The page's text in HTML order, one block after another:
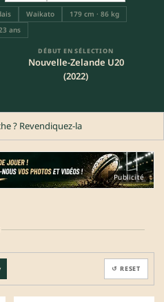
Waikato
179 cm · 86 kg
ans
DÉBUT EN SÉLECTION
Nouvelle-Zelande U20
(2022)
? Revendiquez-la
Publicité
↺ RESET